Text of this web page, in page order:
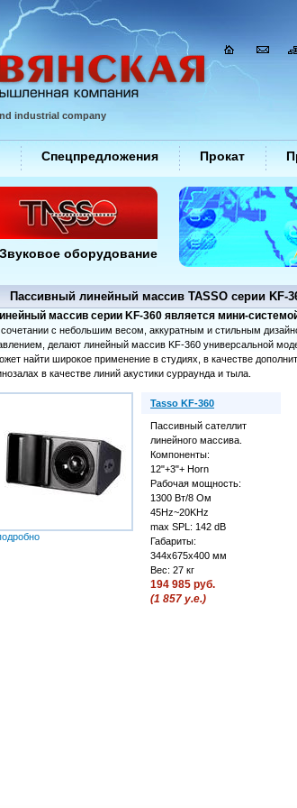
Пассивный линейный массив TASSO серии KF-
массив серии KF-360 является мини-
с небольшим весом, аккуратным и стильным
делают линейный массив KF-360 универсальной
найти широкое применение в студиях, в качестве
в качестве линий акустики сурраунда и тыла.
Tasso KF-360
Пассивный сателлит
линейного массива.
Компоненты:
12"+3"+ Horn
Рабочая мощность:
1300 Вт/8 Ом
45Hz~20KHz
max SPL: 142 dB
Габариты:
344х675х400 мм
Вес: 27 кг
194 985 руб.
(1 857 у.е.)
industrial company
Спецпредложения Прокат
Звуковое оборудование